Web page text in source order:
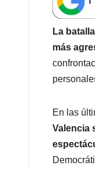
A
p
p
o
o
k
La
más
En las
Valencia